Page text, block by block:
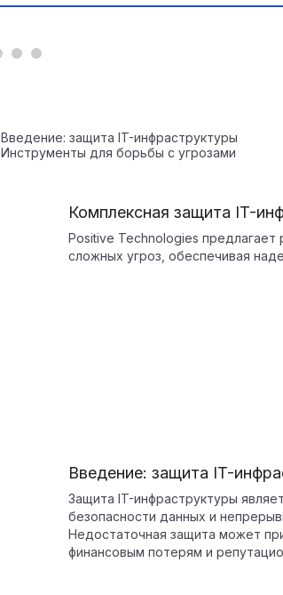
Введение: защита IT-инфраструктуры
Инструменты для борьбы с угрозами
Комплексная защита IT-
Positive Technologies
сложных угроз, обеспечивая
Введение: защита IT-
Защита IT-инфраструктуры
безопасности данных и
Недостаточная защита может
финансовым потерям и